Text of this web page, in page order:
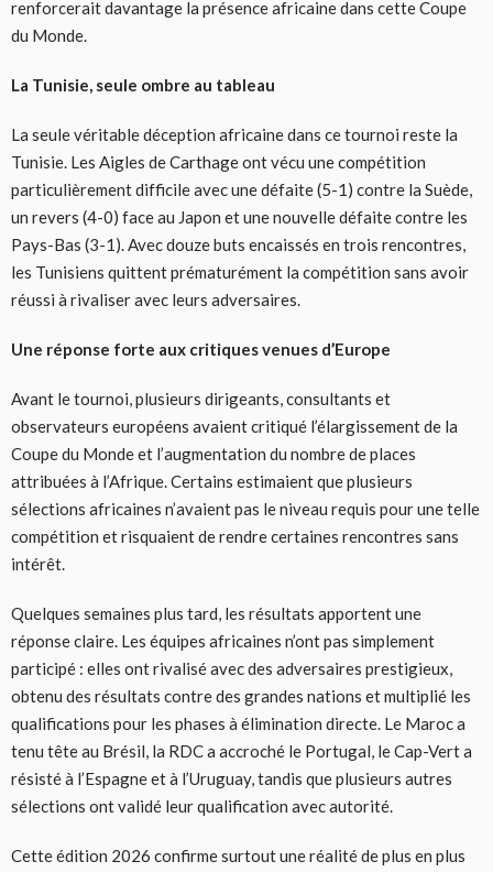
renforcerait davantage la présence africaine dans cette Coupe
du Monde.
La Tunisie, seule ombre au tableau
La seule véritable déception africaine dans ce tournoi reste la
Tunisie. Les Aigles de Carthage ont vécu une compétition
particulièrement difficile avec une défaite (5-1) contre la Suède,
un revers (4-0) face au Japon et une nouvelle défaite contre les
Pays-Bas (3-1). Avec douze buts encaissés en trois rencontres,
les Tunisiens quittent prématurément la compétition sans avoir
réussi à rivaliser avec leurs adversaires.
Une réponse forte aux critiques venues d’Europe
Avant le tournoi, plusieurs dirigeants, consultants et
observateurs européens avaient critiqué l’élargissement de la
Coupe du Monde et l’augmentation du nombre de places
attribuées à l’Afrique. Certains estimaient que plusieurs
sélections africaines n’avaient pas le niveau requis pour une telle
compétition et risquaient de rendre certaines rencontres sans
intérêt.
Quelques semaines plus tard, les résultats apportent une
réponse claire. Les équipes africaines n’ont pas simplement
participé : elles ont rivalisé avec des adversaires prestigieux,
obtenu des résultats contre des grandes nations et multiplié les
qualifications pour les phases à élimination directe. Le Maroc a
tenu tête au Brésil, la RDC a accroché le Portugal, le Cap-Vert a
résisté à l’Espagne et à l’Uruguay, tandis que plusieurs autres
sélections ont validé leur qualification avec autorité.
Cette édition 2026 confirme surtout une réalité de plus en plus